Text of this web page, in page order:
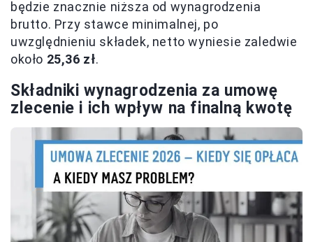
będzie znacznie niższa od wynagrodzenia
brutto. Przy stawce minimalnej, po
uwzględnieniu składek, netto wyniesie zaledwie
około 25,36 zł.
Składniki wynagrodzenia za umowę
zlecenie i ich wpływ na finalną kwotę